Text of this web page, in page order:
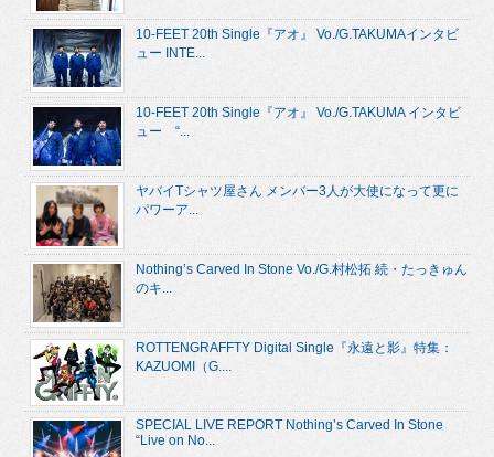
10-FEET 20th Single『アオ』 Vo./G.TAKUMAインタビ
ュー INTE...
10-FEET 20th Single『アオ』 Vo./G.TAKUMA インタビ
ュー “...
ヤバイTシャツ屋さん メンバー3人が大使になって更に
パワーア...
Nothing’s Carved In Stone Vo./G.村松拓 続・たっきゅん
のキ...
ROTTENGRAFFTY Digital Single『永遠と影』特集：
KAZUOMI（G....
SPECIAL LIVE REPORT Nothing’s Carved In Stone
“Live on No...